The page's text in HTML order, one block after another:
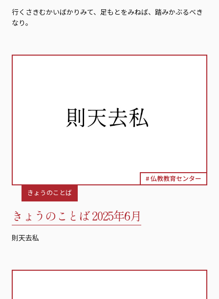
行くさきむかいばかりみて、足もとをみねば、踏みかぶるべき
なり。
仏教教育センター
きょうのことば
きょうのことば 2025年6月
則天去私